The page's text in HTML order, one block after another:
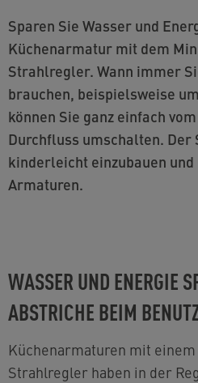
Sparen Sie Wasser und Energie an der
Küchenarmatur mit dem
Strahlregler. Wann immer
brauchen, beispielsweise
können Sie ganz einfach
Durchfluss umschalten.
kinderleicht einzubauen
Armaturen.
WASSER UND ENERGIE
ABSTRICHE BEIM
Küchenarmaturen mit
Strahlregler haben in der